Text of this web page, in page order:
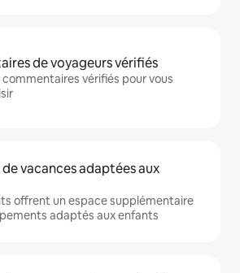
de voyageurs vérifiés
commentaires vérifiés pour vous
vacances adaptées aux
offrent un espace supplémentaire
adaptés aux enfants